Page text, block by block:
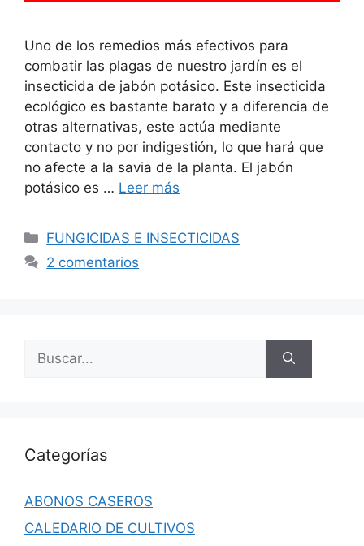
Uno de los remedios más efectivos para
combatir las plagas de nuestro jardín es el
insecticida de jabón potásico. Este insecticida
ecológico es bastante barato y a diferencia de
otras alternativas, este actúa mediante
contacto y no por indigestión, lo que hará que
no afecte a la savia de la planta. El jabón
potásico es … Leer más
Categorías
FUNGICIDAS E INSECTICIDAS
2 comentarios
Categorías
ABONOS CASEROS
CALEDARIO DE CULTIVOS